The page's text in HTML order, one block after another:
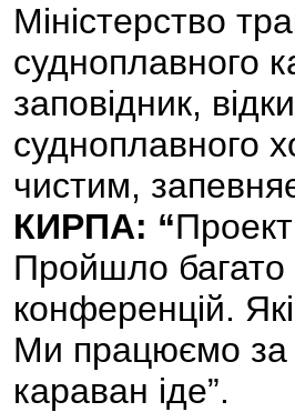
Міністерство
судноплавного
заповідник,
судноплавного
чистим,
КИРПА: “
Пройшло багато
конференцій.
Ми працюємо за
караван іде”.